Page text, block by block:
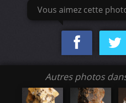
Vous aimez cette
Autres photos